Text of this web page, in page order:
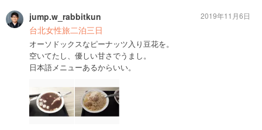
jump.w_rabbitkun
台北女性旅二泊三日
オーソドックスなピーナッツ入り豆花を。
空いてたし、優しい甘さでうまし。
日本語メニューあるからいい。
2019年11月6日